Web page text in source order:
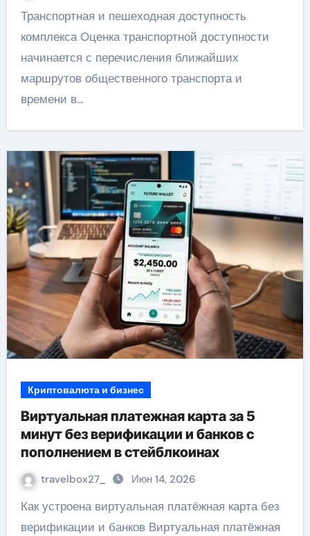
Транспортная и пешеходная доступность
комплекса Оценка транспортной доступности
начинается с перечисления ближайших
маршрутов общественного транспорта и
времени в…
Криптовалюта и бизнес
Виртуальная платежная карта за 5
минут без верификации и банков с
пополнением в стейблкоинах
travelbox27_ Июн 14, 2026
Как устроена виртуальная платёжная карта без
верификации и банков Виртуальная платёжная